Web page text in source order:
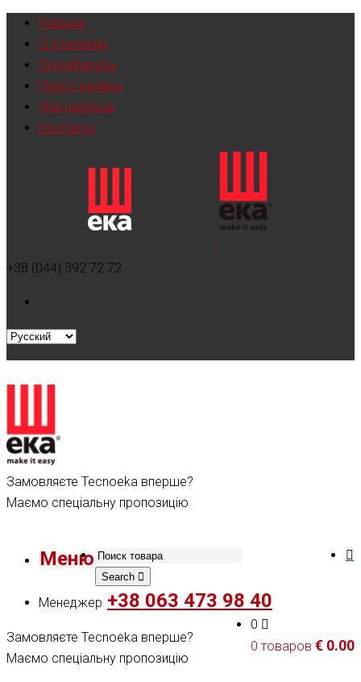
Главная
О компании
Сертификаты
Пресс-релизы
Для дилеров
Контакты
+38 (044) 392 72 72
Замовляєте Tecnoeka вперше?
Маємо спеціальну пропозицію
Меню
Search
Менеджер +38 063 473 98 40
0
0 товаров € 0.00
Замовляєте Tecnoeka вперше?
Маємо спеціальну пропозицію